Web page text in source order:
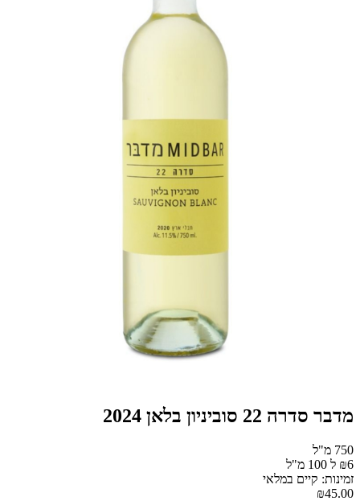
מדבר סדרה 22 סוביניון בלאן 2024
750 מ"ל
₪6 ל 100 מ"ל
זמינות: קיים במלאי
₪45.00